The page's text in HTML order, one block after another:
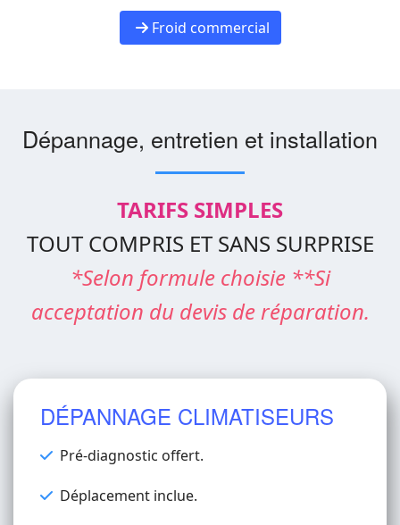
Froid commercial
Dépannage, entretien et installation
TARIFS SIMPLES
TOUT COMPRIS ET SANS SURPRISE
*Selon formule choisie **Si
acceptation du devis de réparation.
DÉPANNAGE CLIMATISEURS
Pré-diagnostic offert.
Déplacement inclue.